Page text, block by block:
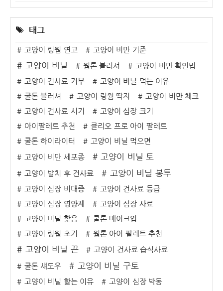
태그
고양이 링웜 연고 고양이 비만 기준
고양이 비닐 웜톤 블러셔
고양이 비만 확인법
고양이 건사료 거부
고양이 비닐 먹는 이유
쿨톤 블러셔
고양이 링웜 딱지
고양이 비만 체크
고양이 건사료 시기
고양이 심장 크기
아이팔레트 추천
클리오 프로 아이 팔레트
쿨톤 하이라이터
고양이 비닐 먹으면
고양이 비만 세포종
고양이 비닐 토
고양이 발치 후 건사료 고양이 비닐 봉투
고양이 심장 비대증
고양이 건사료 등급
고양이 심장 영양제
고양이 심장 사료
고양이 비닐 핥음
쿨톤 메이크업
고양이 링웜 초기
웜톤 아이 팔레트 추천
고양이 비닐 끈
고양이 건사료 습식사료
쿨톤 섀도우
고양이 비닐 구토
고양이 비닐 핥는 이유 고양이 심장 박동